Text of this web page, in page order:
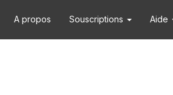
A propos Souscriptions Aide